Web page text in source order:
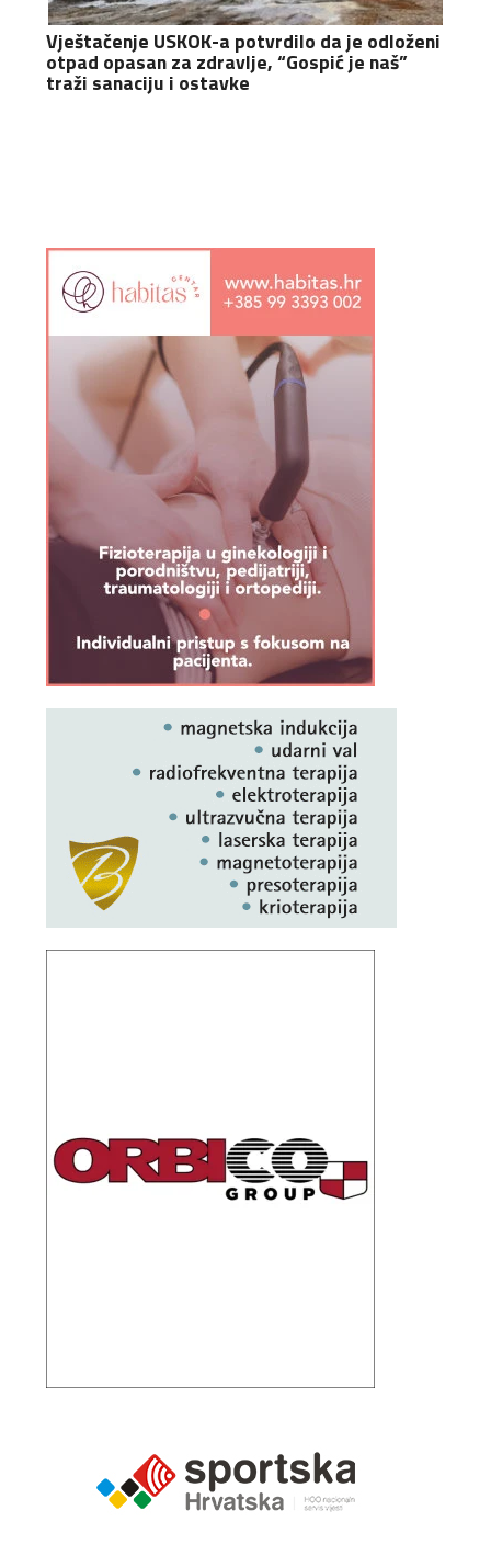
Vještačenje USKOK-a potvrdilo da je odloženi
otpad opasan za zdravlje, “Gospić je naš”
traži sanaciju i ostavke